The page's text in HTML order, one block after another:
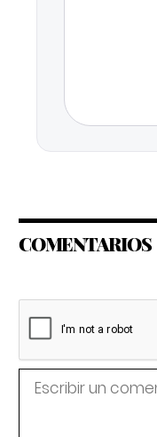
COMENTARIOS